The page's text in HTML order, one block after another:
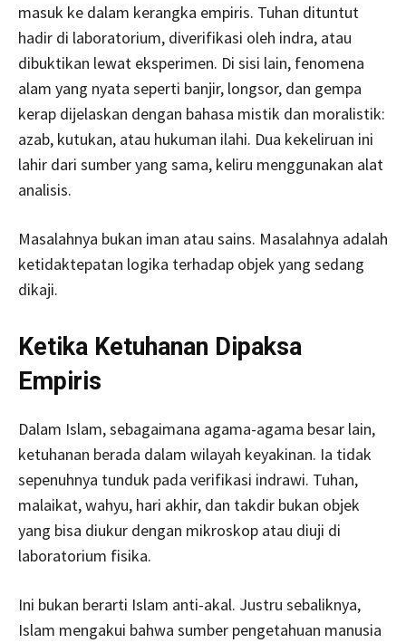
masuk ke dalam kerangka empiris. Tuhan dituntut
hadir di laboratorium, diverifikasi oleh indra, atau
dibuktikan lewat eksperimen. Di sisi lain, fenomena
alam yang nyata seperti banjir, longsor, dan gempa
kerap dijelaskan dengan bahasa mistik dan moralistik:
azab, kutukan, atau hukuman ilahi. Dua kekeliruan ini
lahir dari sumber yang sama, keliru menggunakan alat
analisis.
Masalahnya bukan iman atau sains. Masalahnya adalah
ketidaktepatan logika terhadap objek yang sedang
dikaji.
Ketika Ketuhanan Dipaksa
Empiris
Dalam Islam, sebagaimana agama-agama besar lain,
ketuhanan berada dalam wilayah keyakinan. Ia tidak
sepenuhnya tunduk pada verifikasi indrawi. Tuhan,
malaikat, wahyu, hari akhir, dan takdir bukan objek
yang bisa diukur dengan mikroskop atau diuji di
laboratorium fisika.
Ini bukan berarti Islam anti-akal. Justru sebaliknya,
Islam mengakui bahwa sumber pengetahuan manusia